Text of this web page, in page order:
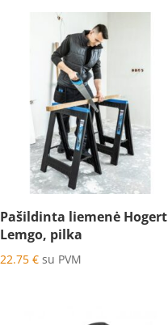
Pašildinta liemenė Hogert
Lemgo, pilka
22.75 € su PVM